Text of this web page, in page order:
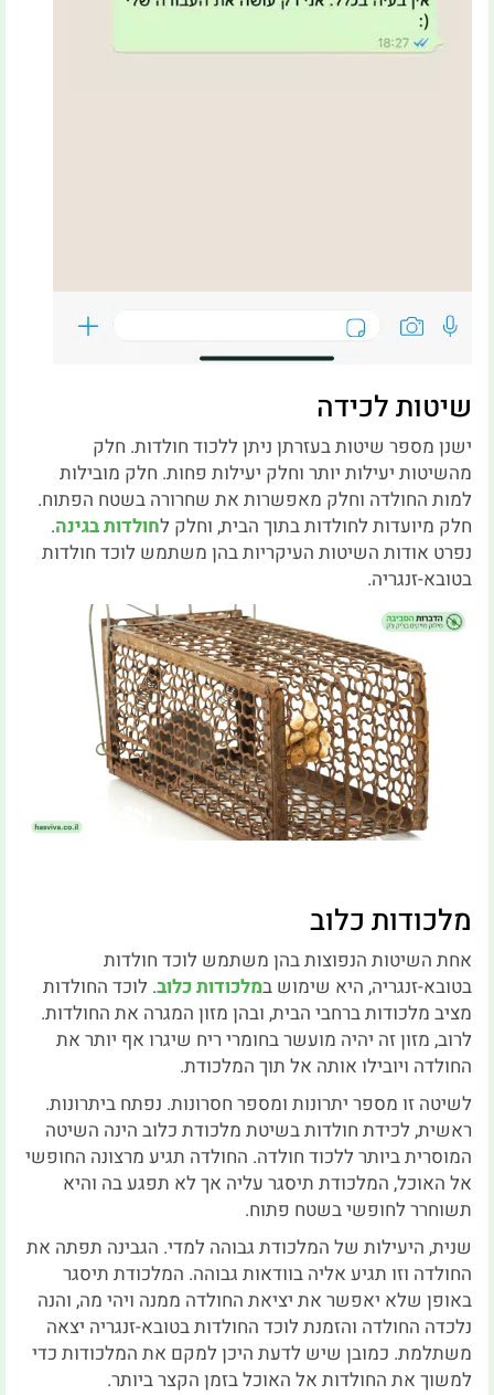
שיטות לכידה
ישנן מספר שיטות בעזרתן ניתן ללכוד חולדות. חלק
מהשיטות יעילות יותר וחלק יעילות פחות. חלק מובילות
למות החולדה וחלק מאפשרות את שחרורה בשטח הפתוח.
חלק מיועדות לחולדות בתוך הבית, וחלק לחולדות בגינה.
נפרט אודות השיטות העיקריות בהן משתמש לוכד חולדות
בטובא-זנגריה.
מלכודות כלוב
אחת השיטות הנפוצות בהן משתמש לוכד חולדות
בטובא-זנגריה, היא שימוש במלכודות כלוב. לוכד החולדות
מציב מלכודות ברחבי הבית, ובהן מזון המגרה את החולדות.
לרוב, מזון זה יהיה מועשר בחומרי ריח שיגרו אף יותר את
החולדה ויובילו אותה אל תוך המלכודת.
לשיטה זו מספר יתרונות ומספר חסרונות. נפתח ביתרונות.
ראשית, לכידת חולדות בשיטת מלכודת כלוב הינה השיטה
המוסרית ביותר ללכוד חולדה. החולדה תגיע מרצונה החופשי
אל האוכל, המלכודת תיסגר עליה אך לא תפגע בה והיא
תשוחרר לחופשי בשטח פתוח.
שנית, היעילות של המלכודת גבוהה למדי. הגבינה תפתה את
החולדה וזו תגיע אליה בוודאות גבוהה. המלכודת תיסגר
באופן שלא יאפשר את יציאת החולדה ממנה ויהי מה, והנה
נלכדה החולדה והזמנת לוכד החולדות בטובא-זנגריה יצאה
משתלמת. כמובן שיש לדעת היכן למקם את המלכודות כדי
למשוך את החולדות אל האוכל בזמן הקצר ביותר.